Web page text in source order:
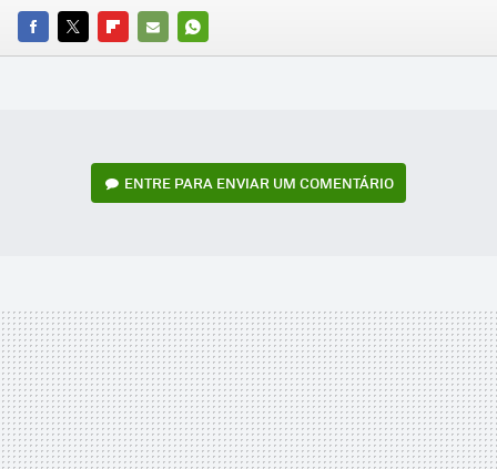
FACEBOOK
TWITTERFLIPBOARD
E-
WHATSAPP
ENTRE PARA ENVIAR UM COMENTÁRIO